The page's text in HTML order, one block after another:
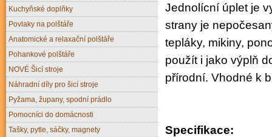
Jednolícní úplet je
strany je
tepláky, mikiny,
použít i jako výplň
přírodní. Vhodné k
Specifikace:
Kuchyňské doplňky
Povlaky na polštáře
Anatomické a relaxační polštáře
Pohankové polštáře
NOVÉ Šicí stroje
Náhradní díly pro šicí stroje
Pyžama, župany, spodní prádlo
Pomocníci do domácnosti
Tašky, pytle, sáčky, magnety